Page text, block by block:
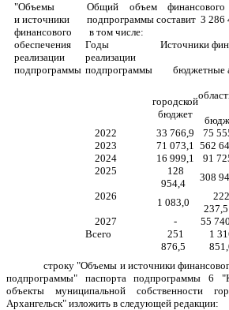
"Объемы
и источники
финансового
обеспечения
реализации
подпрограммы
Общий объем финансового
подпрограммы составит 3 286
в том числе:
Годы
реализации
подпрограммы
Источники
бюджетные
городской
бюджет
2022 33 766,9 75
2023
71 073,1 562
2024
16 999,1 91
2025
128
954,4
308
2026
1 083,0
222
2027
- 55
Всего
251
876,5
1
851,
строку "Объемы и источники
подпрограммы" паспорта подпрограммы 6
объекты муниципальной собственности
Архангельск" изложить в следующей редакции: